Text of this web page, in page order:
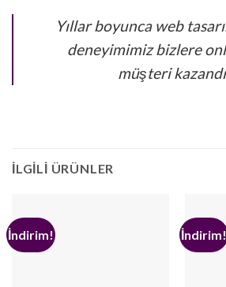
Yıllar boyunca web
deneyimimiz bizlere
müşteri
İLGILI ÜRÜNLER
İndirim!